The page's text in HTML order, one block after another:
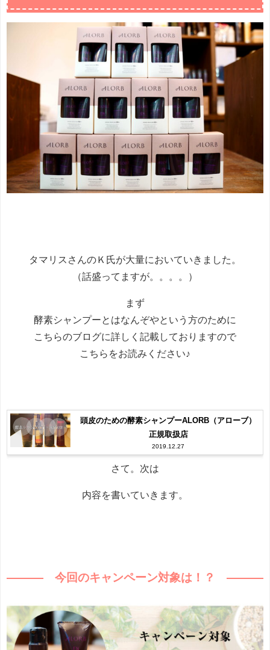
タマリスさんのＫ氏が大量においていきました。
（話盛ってますが。。。。）
まず
酵素シャンプーとはなんぞやという方のために
こちらのブログに詳しく記載しておりますので
こちらをお読みください♪
頭皮のための酵素シャンプーALORB（アローブ）
正規取扱店
2019.12.27
さて。次は
内容を書いていきます。
今回のキャンペーン対象は！？